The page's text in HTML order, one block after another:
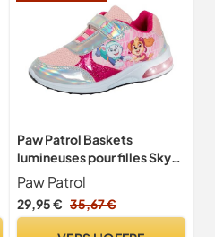
Paw Patrol Baskets
lumineuses pour filles Skye
Chaussures de sport à
lumières clignotantes
Baskets LED, rose, 25 EU
Paw Patrol
29,95 € 35,67 €